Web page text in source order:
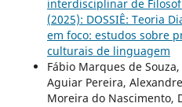
interdisciplinar de
(2025): DOSSIÊ: Teoria
em foco: estudos sobre
culturais de linguagem
Fábio Marques de
Aguiar Pereira,
Moreira do Nascimento,